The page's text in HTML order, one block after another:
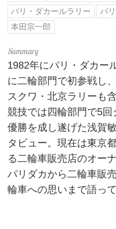
パリ・ダカールラリー
パ
本田宗一郎
1982年にパリ・ダカー
に二輪部門で初参戦し
スクワ・北京ラリーも
競技では四輪部門で5
優勝を成し遂げた浅賀
タビュー。現在は東京
る二輪車販売店のオー
パリダカから二輪車販
輪車への思いまで語っ